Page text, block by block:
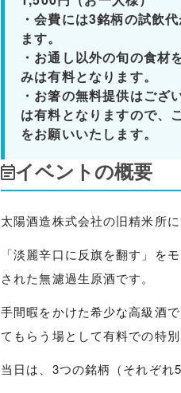
・会費には3銘柄の試飲
ます。
・お通し以外の旬の食材
みは有料となります。
・お箸の無料提供はござ
は有料となりますので、
をお願いいたします。
イベントの概要
太陽酒造株式会社の旧精米所
「淡麗辛口に反旗を翻す」を
された無濾過生原酒です。
手間暇をかけた希少な高級酒
てもらう場として有料での特
当日は、3つの銘柄（それぞれ